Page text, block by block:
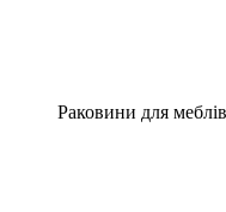
Раковини для